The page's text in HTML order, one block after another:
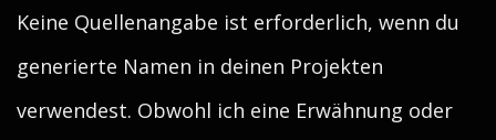
Keine Quellenangabe ist erforderlich, wenn du
generierte Namen in deinen Projekten
verwendest. Obwohl ich eine Erwähnung oder